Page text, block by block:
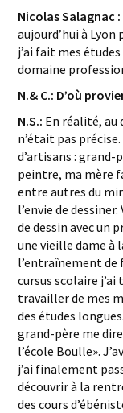
Nicolas Salagnac :
aujourd’hui à
j’ai fait mes
domaine
N.& C.: D’où
N.S.: En réalité,
n’était pas
d’artisans :
peintre, ma mère
entre autres du
l’envie de
de dessin avec un
une vieille dame à
l’entraînement
cursus scolaire j’ai
travailler de mes
des études
grand-père me dire
l’école Boulle .
j’ai finalement
découvrir à la
des cours